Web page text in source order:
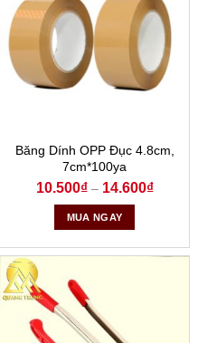
Băng Dính OPP Đục 4.8cm,
7cm*100ya
10.500₫– 14.600₫
MUA NGAY